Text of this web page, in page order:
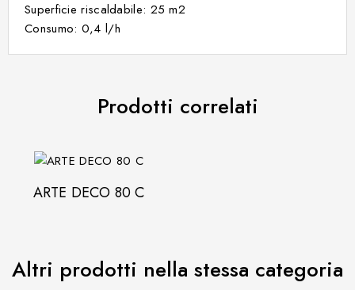
Superficie riscaldabile: 25 m2
Consumo: 0,4 l/h
Prodotti correlati
ARTE DECO 80 C
Altri prodotti nella stessa categoria